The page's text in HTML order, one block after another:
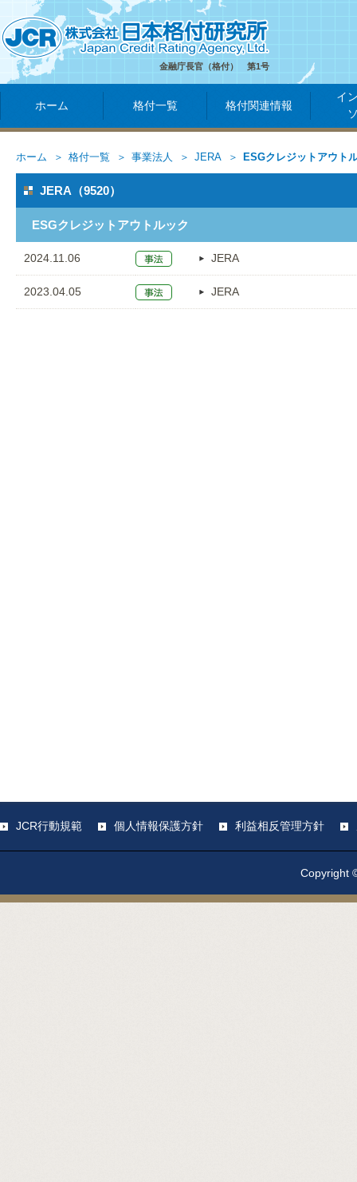
金融庁長官（格付） 第1号
ホーム 格付一覧 格付関連情報
イ
ホーム 格付一覧 事業法人 JERA ESGクレジットアウト
JERA（9520）
ESGクレジットアウトルック
2024.11.06 JERA
2023.04.05 JERA
JCR行動規範 個人情報保護方針 利益相反管理方針
Copyright